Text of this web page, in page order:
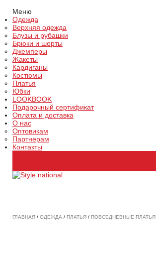
Меню
Одежда
Верхняя одежда
Блузы и рубашки
Брюки и шорты
Джемперы
Жакеты
Кардиганы
Костюмы
Платья
Юбки
LOOKBOOK
Подарочный сертификат
Оплата и доставка
О нас
Оптовикам
Партнерам
Контакты
ГЛАВНАЯ / ОДЕЖДА / ПЛАТЬЯ / ПОВСЕДНЕВНЫЕ ПЛАТЬЯ